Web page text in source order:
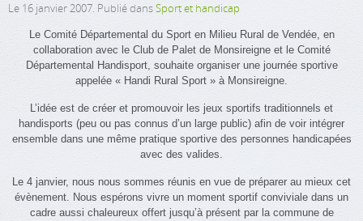
Le 16 janvier 2007. Publié dansSport et handicap
Le Comité Départemental du Sport en Milieu Rural de Vendée, en
collaboration avec le Club de Palet de Monsireigne et le Comité
Départemental Handisport, souhaite organiser une journée sportive
appelée « Handi Rural Sport » à Monsireigne.
L’idée est de créer et promouvoir les jeux sportifs traditionnels et
handisports (peu ou pas connus d’un large public) afin de voir intégrer
ensemble dans une même pratique sportive des personnes handicapées
avec des valides.
Le 4 janvier, nous nous sommes réunis en vue de préparer au mieux cet
évènement. Nous espérons vivre un moment sportif conviviale dans un
cadre aussi chaleureux offert jusqu’à présent par la commune de